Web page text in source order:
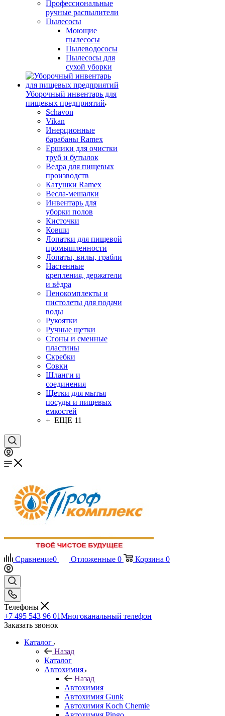
Профессиональные
ручные распылители
Пылесосы
Моющие
пылесосы
Пылеводососы
Пылесосы для
сухой уборки
Уборочный инвентарь для
пищевых предприятий
Schavon
Vikan
Инерционные
барабаны Ramex
Ершики для очистки
труб и бутылок
Ведра для пищевых
производств
Катушки Ramex
Весла-мешалки
Инвентарь для
уборки полов
Кисточки
Ковши
Лопатки для пищевой
промышленности
Лопаты, вилы, грабли
Настенные
крепления, держатели
и вёдра
Пенокомплекты и
пистолеты для подачи
воды
Рукоятки
Ручные щетки
Сгоны и сменные
пластины
Скребки
Совки
Шланги и
соединения
Щетки для мытья
посуды и пищевых
емкостей
+ ЕЩЕ 11
Сравнение0 Отложенные 0 Корзина 0
Телефоны
+7 495 543 96 01Многоканальный телефон
Заказать звонок
Каталог
Назад
Каталог
Автохимия
Назад
Автохимия
Автохимия Gunk
Автохимия Koch Chemie